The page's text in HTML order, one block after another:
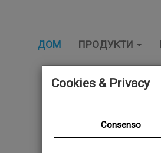
ДОМ ПРОДУКТИ
Cookies & Privacy
Consenso